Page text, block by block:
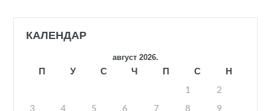
КАЛЕНДАР
август 2026.
П У С Ч П С
Н
1
2
3
4 5 6 7 8
9